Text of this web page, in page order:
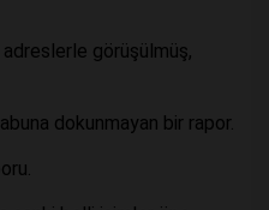
görüşülmüş,
dokunmayan bir rapor.